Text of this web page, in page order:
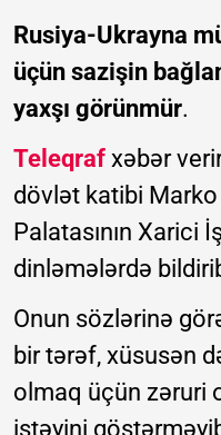
Rusiya-Ukrayna
üçün sazişin
yaxşı görünmür.
Teleqraf xəbər
dövlət katibi
Palatasının Xarici
dinləmələrdə
Onun sözlərinə
bir tərəf, xüsusən
olmaq üçün zəruri
istəyini